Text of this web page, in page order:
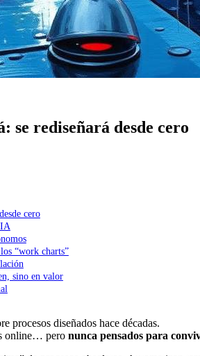
se rediseñará desde cero
cero
“work charts”
sino en valor
procesos diseñados hace décadas.
online… pero nunca pensados para